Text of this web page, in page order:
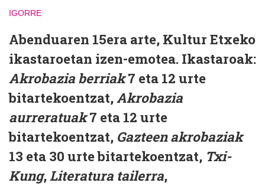
IGORRE
Abenduaren 15era arte, Kultur Etxeko
ikastaroetan izen-emotea. Ikastaroak:
Akrobazia berriak7 eta 12 urte
bitartekoentzat,Akrobazia
aurreratuak7 eta 12 urte
bitartekoentzat, Gazteen akrobaziak
13 eta 30 urte bitartekoentzat, Txi-
Kung,Literatura tailerra,